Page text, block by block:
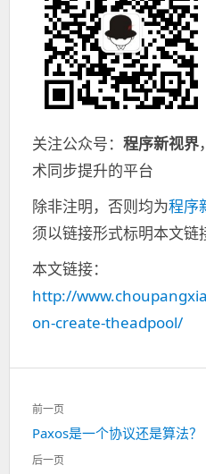
关注公众号： 程序新视界
术同步提升的平台
除非注明，否则均为程序
须以链接形式标明本文链
本文链接：
http://
on-create-theadpool/
文
章
导
航
前一页
上
一
Paxos是一个协议还是算法？
后一页